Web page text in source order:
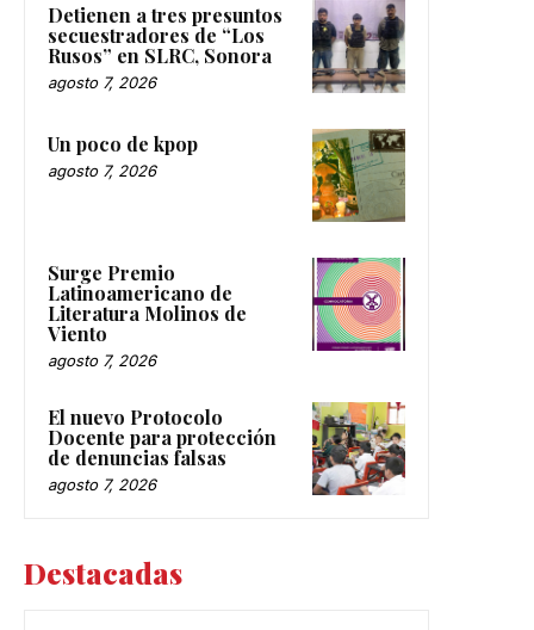
Detienen a tres presuntos
secuestradores de “Los
Rusos” en SLRC, Sonora
agosto 7, 2026
Un poco de kpop
agosto 7, 2026
Surge Premio
Latinoamericano de
Literatura Molinos de
Viento
agosto 7, 2026
El nuevo Protocolo
Docente para protección
de denuncias falsas
agosto 7, 2026
Destacadas